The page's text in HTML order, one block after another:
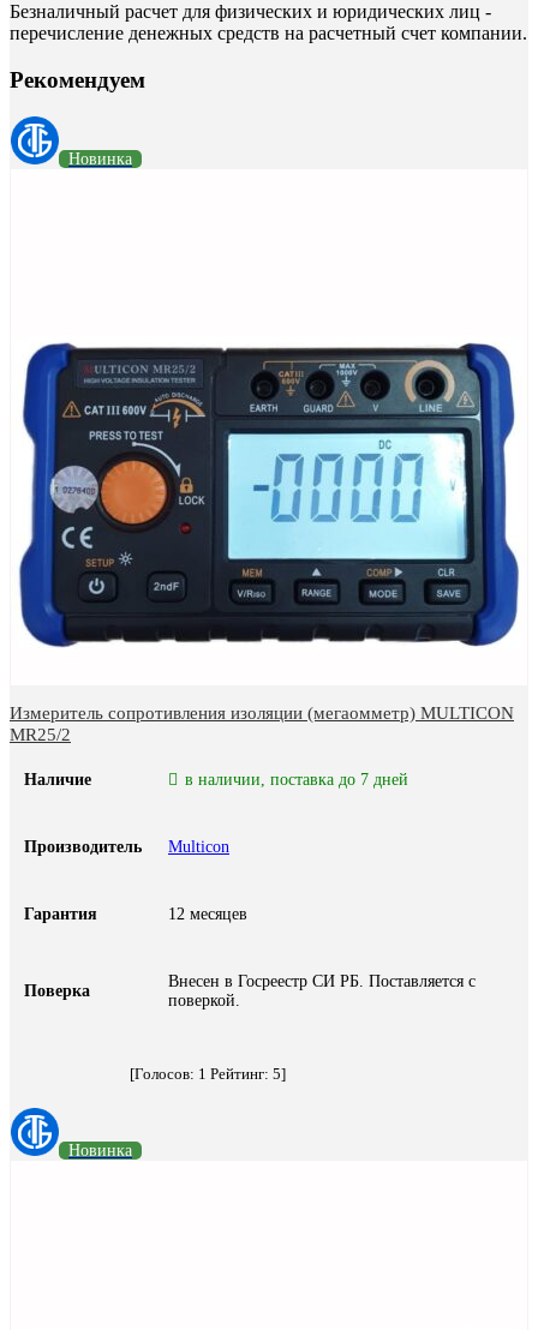
Безналичный расчет для физических и юридических лиц -
перечисление денежных средств на расчетный счет компании.
Рекомендуем
Новинка
Измеритель сопротивления изоляции (мегаомметр) MULTICON
MR25/2
Наличие в наличии, поставка до 7 дней
Производитель Multicon
Гарантия 12 месяцев
Поверка
Внесен в Госреестр СИ РБ. Поставляется с
поверкой.
[Голосов: 1 Рейтинг: 5]
Новинка